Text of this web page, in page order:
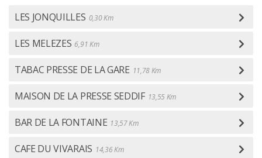
LES JONQUILLES 0,30 Km
LES MELEZES 6,91 Km
TABAC PRESSE DE LA GARE 11,78 Km
MAISON DE LA PRESSE SEDDIF 13,55 Km
BAR DE LA FONTAINE 13,57 Km
CAFE DU VIVARAIS 14,36 Km